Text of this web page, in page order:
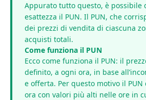
Appurato tutto questo, è possibile
esattezza il PUN. Il PUN, che
dei prezzi di vendita di ciascuna
acquisti totali.
Come funziona il PUN
Ecco come funziona il PUN: il
definito, a ogni ora, in base
e offerta. Per questo motivo il
ora con valori più alti nelle ore in